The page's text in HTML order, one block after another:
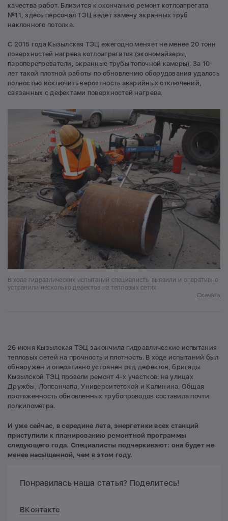
качества работ. Близится к окончанию ремонт котлоагрегата
№11, здесь персонал ТЭЦ ведет замену экранных труб
наклонного потолка.
С 2015 года Кызылская ТЭЦ ежегодно меняет не менее 20 тонн
поверхностей нагрева котлоагрегатов (экономайзеры,
пароперегреватели, экранные трубы топочной камеры). За 10
лет такой плотной работы по обновлению оборудования удалось
полностью исключить вероятность аварийных отключений,
связанных с дефектами поверхностей нагрева.
В ходе гидравлических испытаний специалисты выявили и оперативно
устранили несколько дефектов на тепловых сетях
Скачать
26 июня Кызылская ТЭЦ закончила гидравлические испытания
тепловых сетей на прочность и плотность. В ходе испытаний был
обнаружен и оперативно устранен ряд дефектов, бригады
Кызылской ТЭЦ провели ремонт 4-х участков: на улицах
Дружбы, Лопсанчапа, Университетской и Калинина. Общая
протяженность обновленных трубопроводов составила почти
полкилометра.
И уже сейчас, в середине лета, энергетики всех станций
приступили к планированию ремонтной программы
следующего года. Специалисты подчеркивают: она будет не
менее насыщенной, чем в этом году.
Понравилась наша статья? Поделитесь!
ВКонтакте